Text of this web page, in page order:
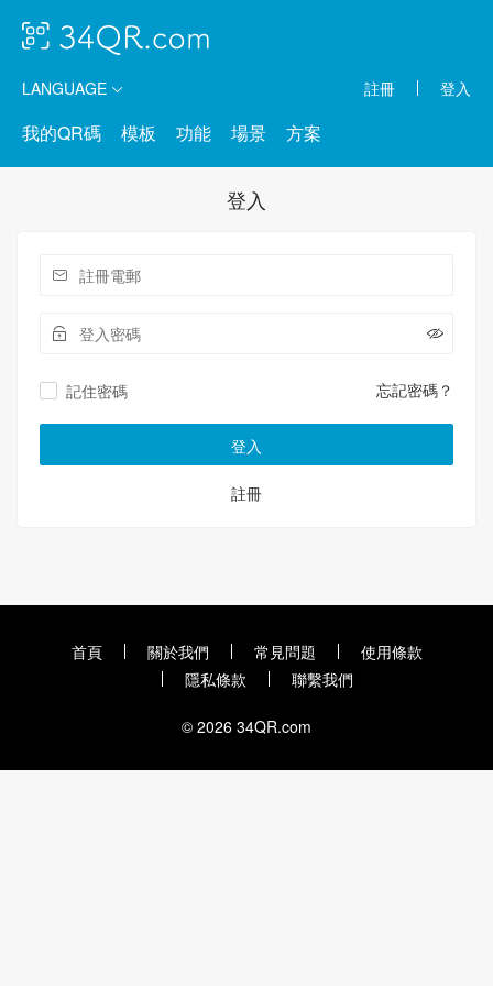
LANGUAGE 註冊 登入
我的QR碼 模板 功能 場景 方案
登入
記住密碼 忘記密碼？
登入
註冊
首頁 關於我們 常見問題
使用條款
隱私條款
聯繫我們
© 2026 34QR.com